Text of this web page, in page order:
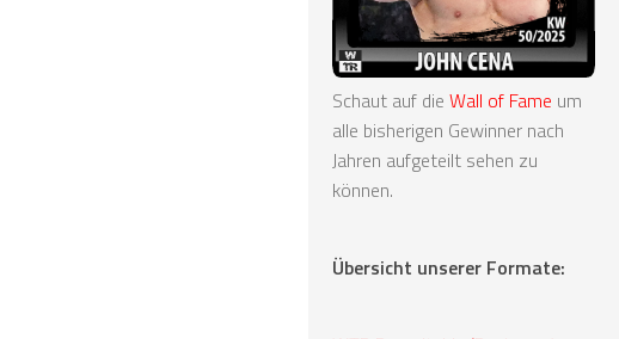
Schaut auf die Wall of Fame um
alle bisherigen Gewinner nach
Jahren aufgeteilt sehen zu
können.
Übersicht unserer Formate: